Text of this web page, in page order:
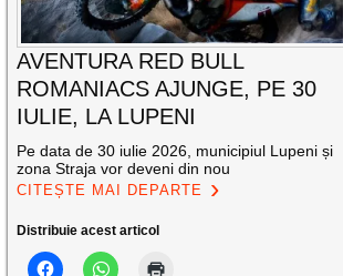
AVENTURA RED BULL
ROMANIACS AJUNGE, PE 30
IULIE, LA LUPENI
Pe data de 30 iulie 2026, municipiul Lupeni și
zona Straja vor deveni din nou
CITEȘTE MAI DEPARTE
Distribuie acest articol